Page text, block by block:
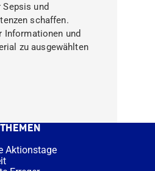
und
schaffen.
Informationen und
zu ausgewählten
Aktionstage